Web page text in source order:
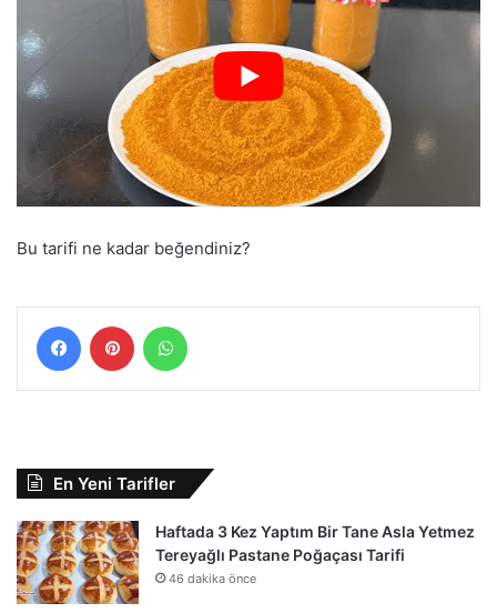
Bu tarifi ne kadar beğendiniz?
FacebookPinterest
En Yeni Tarifler
Haftada 3 Kez Yaptım Bir Tane Asla Yetmez
Tereyağlı Pastane Poğaçası Tarifi
46 dakika önce